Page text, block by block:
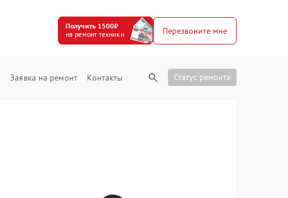
Получить 1500₽
на ремонт техники
Перезвоните мне
Заявка на ремонт Контакты Статус ремонта